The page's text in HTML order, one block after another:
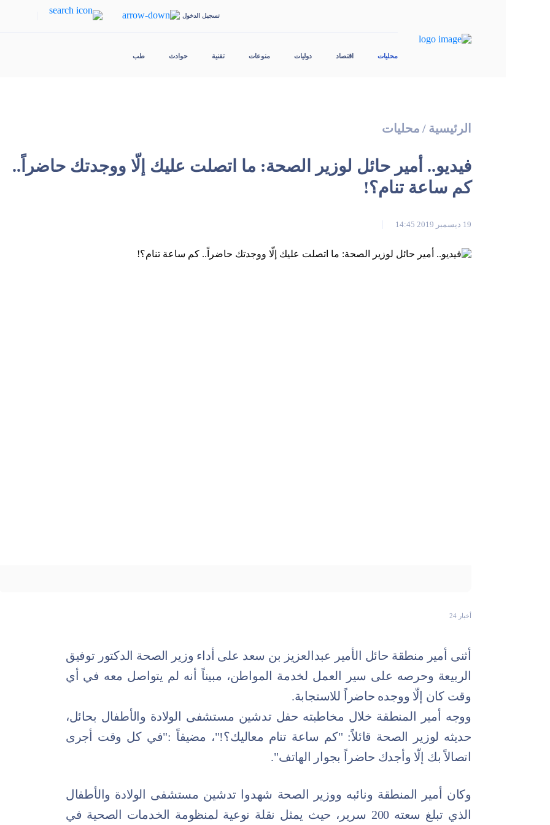
تسجيل الدخول
محليات اقتصاد دوليات منوعات تقنية حوادث طب
الرئيسية / محليات
فيديو.. أمير حائل لوزير الصحة: ما اتصلت عليك إلّا ووجدتك حاضراً..
كم ساعة تنام؟!
19 ديسمبر 2019 14:45
أخبار 24
أثنى أمير منطقة حائل الأمير عبدالعزيز بن سعد على أداء وزير الصحة الدكتور توفيق
الربيعة وحرصه على سير العمل لخدمة المواطن، مبيناً أنه لم يتواصل معه في أي
وقت كان إلّا ووجده حاضراً للاستجابة.
ووجه أمير المنطقة خلال مخاطبته حفل تدشين مستشفى الولادة والأطفال بحائل،
حديثه لوزير الصحة قائلاً: "كم ساعة تنام معاليك؟!"، مضيفاً :"في كل وقت أجرى
اتصالاً بك إلّا وأجدك حاضراً بجوار الهاتف".
وكان أمير المنطقة ونائبه ووزير الصحة شهدوا تدشين مستشفى الولادة والأطفال
الذي تبلغ سعته 200 سرير، حيث يمثل نقلة نوعية لمنظومة الخدمات الصحية في